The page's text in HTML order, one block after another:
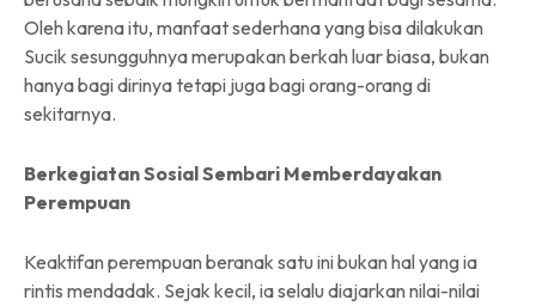
Oleh karena itu, manfaat sederhana yang bisa dilakukan
Sucik sesungguhnya merupakan berkah luar biasa, bukan
hanya bagi dirinya tetapi juga bagi orang-orang di
sekitarnya.
Berkegiatan Sosial Sembari Memberdayakan
Perempuan
Keaktifan perempuan beranak satu ini bukan hal yang ia
rintis mendadak. Sejak kecil, ia selalu diajarkan nilai-nilai